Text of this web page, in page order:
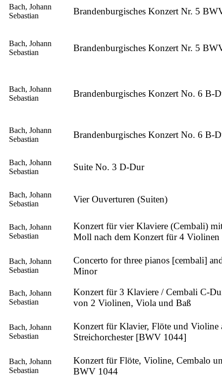
Bach, Johann
Sebastian
Brandenburgisches Konzert Nr. 5
Bach, Johann
Sebastian
Brandenburgisches Konzert Nr. 5
Bach, Johann
Sebastian
Brandenburgisches Konzert No. 6 B-
Bach, Johann
Sebastian
Brandenburgisches Konzert No. 6 B-
Bach, Johann
Sebastian
Suite No. 3 D-Dur
Bach, Johann
Sebastian
Vier Ouverturen (Suiten)
Bach, Johann
Sebastian
Konzert für vier Klaviere (Cembali)
Moll nach dem Konzert für 4
Bach, Johann
Sebastian
Concerto for three pianos [cembali]
Minor
Bach, Johann
Sebastian
Konzert für 3 Klaviere / Cembali C-
von 2 Violinen, Viola und Baß
Bach, Johann
Sebastian
Konzert für Klavier, Flöte und
Streichorchester [BWV 1044]
Bach, Johann
Sebastian
Konzert für Flöte, Violine, Cembalo
BWV 1044